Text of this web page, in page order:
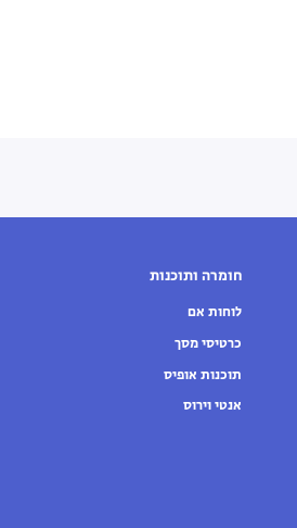
חומרה ותוכנות
לוחות אם
כרטיסי מסך
תוכנות אופיס
אנטי וירוס